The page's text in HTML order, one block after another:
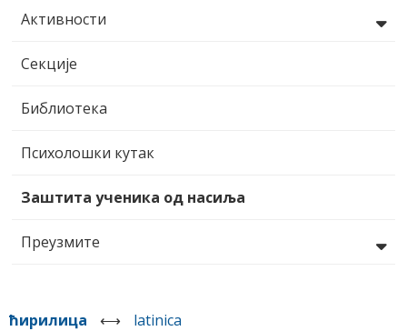
Активности
Секције
Библиотека
Психолошки кутак
Заштита ученика од насиља
Преузмите
ћирилица ⟷ latinica